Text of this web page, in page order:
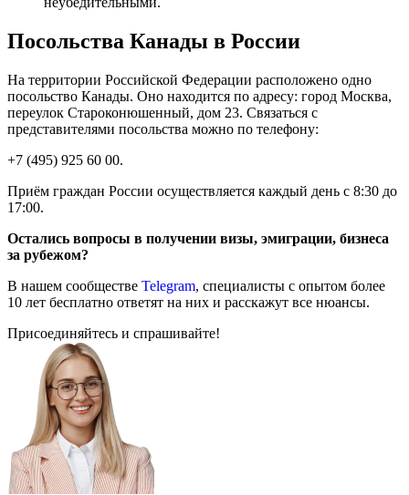
Посольства Канады в России
На территории Российской Федерации расположено одно
посольство Канады. Оно находится по адресу: город Москва,
переулок Староконюшенный, дом 23. Связаться с
представителями посольства можно по телефону:
+7 (495) 925 60 00.
Приём граждан России осуществляется каждый день с 8:30 до
17:00.
Остались вопросы в получении визы, эмиграции, бизнеса
за рубежом?
В нашем сообществе Telegram, специалисты с опытом более
10 лет бесплатно ответят на них и расскажут все нюансы.
Присоединяйтесь и спрашивайте!